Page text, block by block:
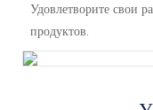
Удовлетворите свои
продуктов.